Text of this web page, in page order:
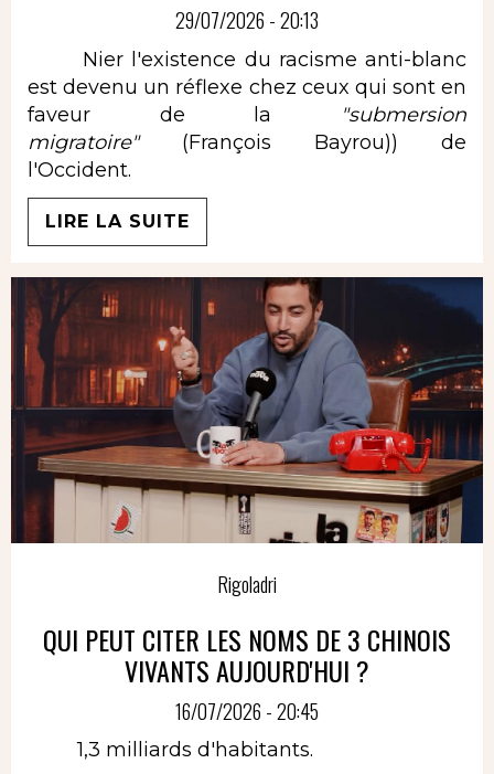
29/07/2026 - 20:13
Nier l'existence du racisme anti-blanc
est devenu un réflexe chez ceux qui sont en
faveur de la
"submersion
migratoire"(François Bayrou)) de
l'Occident.
LIRE LA SUITE
Rigoladri
QUI PEUT CITER LES NOMS DE 3 CHINOIS
VIVANTS AUJOURD'HUI ?
16/07/2026 - 20:45
1,3 milliards d'habitants.